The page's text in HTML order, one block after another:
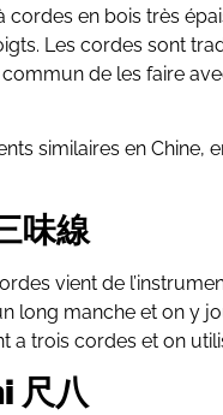
cordes en bois très
Les cordes sont
de les faire
similaires en Chine,
味線
vient de
long manche et on y
a trois cordes et on
尺八